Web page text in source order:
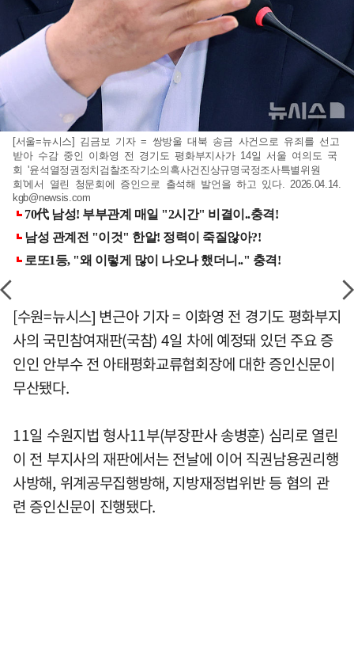
[서울=뉴시스] 김금보 기자 = 쌍방울 대북 송금 사건으로 유죄를 선고
받아 수감 중인 이화영 전 경기도 평화부지사가 14일 서울 여의도 국
회 '윤석열정권정치검찰조작기소의혹사건진상규명국정조사특별위원
회'에서 열린 청문회에 증인으로 출석해 발언을 하고 있다. 2026.04.14.
kgb@newsis.com
[수원=뉴시스] 변근아 기자 = 이화영 전 경기도 평화부지
사의 국민참여재판(국참) 4일 차에 예정돼 있던 주요 증
인인 안부수 전 아태평화교류협회장에 대한 증인신문이
무산됐다.
11일 수원지법 형사11부(부장판사 송병훈) 심리로 열린
이 전 부지사의 재판에서는 전날에 이어 직권남용권리행
사방해, 위계공무집행방해, 지방재정법위반 등 혐의 관
련 증인신문이 진행됐다.